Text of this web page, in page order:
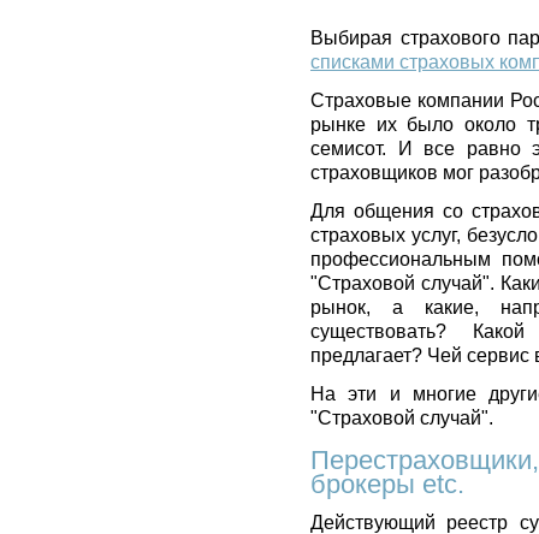
Выбирая страхового
списками страховых
Страховые компании
рынке их было около
семисот. И все равно
страховщиков мог
Для общения со
страховых услуг,
профессиональным
"Страховой случай".
рынок, а какие,
существовать?
предлагает? Чей
На эти и многие
"Страховой случай".
брокеры etc.
Действующий реестр